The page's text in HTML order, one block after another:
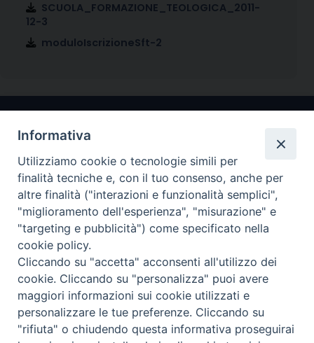
SCUOLA_FORMAZIONE_TEOLOGICA_2011-
12-3
moduloIscrizioneSft-2
Arcidiocesi di Ravenna-Cervia
CONTATTI
Piazza Arcivescovado, 1 48121- Ravenna
tel 0544.541655
curia@diocesiravennacervia.it
Informativa
Utilizziamo cookie o tecnologie simili per
finalità tecniche e, con il tuo consenso, anche per
altre finalità ("interazioni e funzionalità semplici",
"miglioramento dell'esperienza", "misurazione" e
"targeting e pubblicità") come specificato nella
cookie policy.
Cliccando su "accetta" acconsenti all'utilizzo dei
cookie. Cliccando su "personalizza" puoi avere
maggiori informazioni sui cookie utilizzati e
personalizzare le tue preferenze. Cliccando su
"rifiuta" o chiudendo questa informativa proseguirai